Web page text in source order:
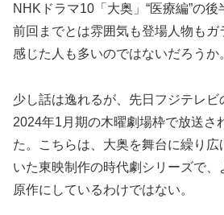
NHKドラマ10「大奥」“医療編”の後
前回までとは雰囲気も登場人物もガ
感じた人も多いのではないだろうか
少し話は逸れるが、先日フジテレビ
2024年1月期の木曜劇場枠で放送さ
た。こちらは、大奥を舞台に繰り
いた東映制作の時代劇シリーズで
原作にしているわけではない。